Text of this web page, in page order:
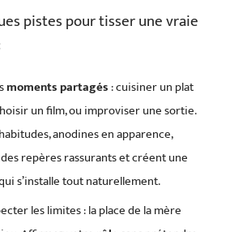
pistes pour tisser une vraie
moments partagés: cuisiner un plat
un film, ou improviser une sortie.
anodines en apparence,
repères rassurants et créent une
s’installe tout naturellement.
les limites : la place de la mère